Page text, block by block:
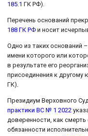
185.1 ГК РФ).
Перечень оснований
188 ГК РФ и носит
Одно из таких оснований
имени которого или
в результате его
присоединения к другому
ГК).
Президиум Верховного
практики ВС № 1 2022
доверенности, как
обязанности